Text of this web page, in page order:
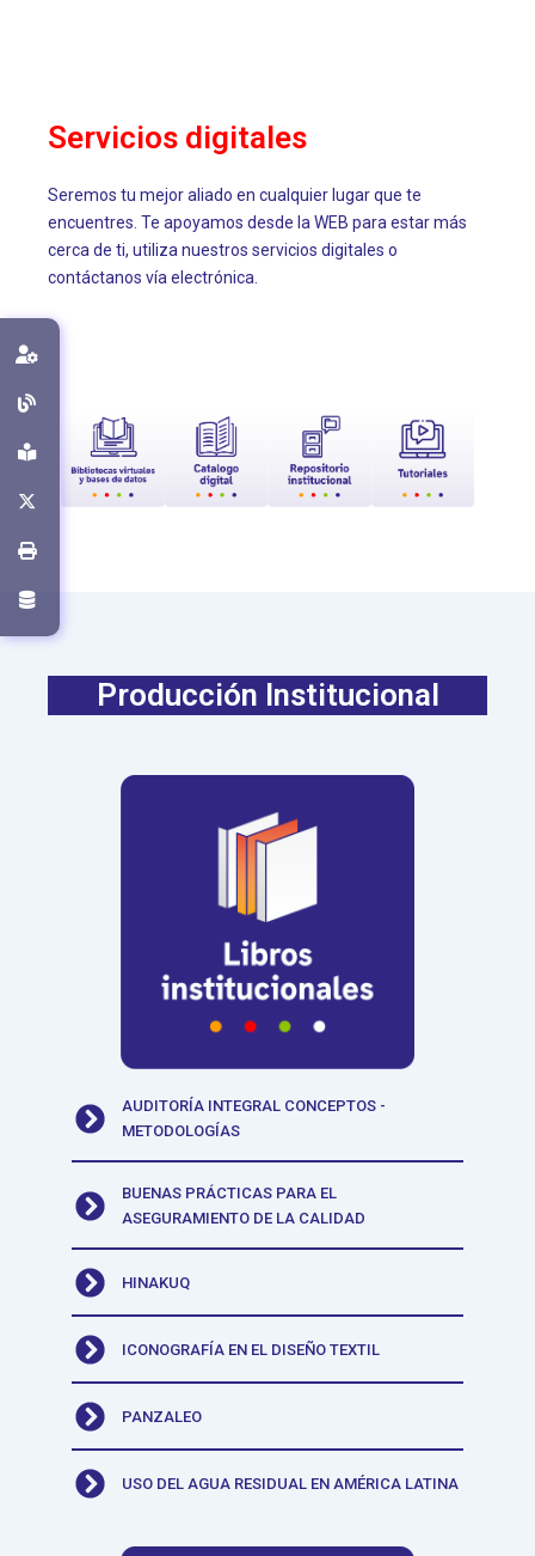
Servicios digitales
Seremos tu mejor aliado en cualquier lugar que te
encuentres. Te apoyamos desde la WEB para estar más
cerca de ti, utiliza nuestros servicios digitales o
contáctanos vía electrónica.
Producción Institucional
AUDITORÍA INTEGRAL CONCEPTOS -
METODOLOGÍAS
BUENAS PRÁCTICAS PARA EL
ASEGURAMIENTO DE LA CALIDAD
HINAKUQ
ICONOGRAFÍA EN EL DISEÑO TEXTIL
PANZALEO
USO DEL AGUA RESIDUAL EN AMÉRICA LATINA